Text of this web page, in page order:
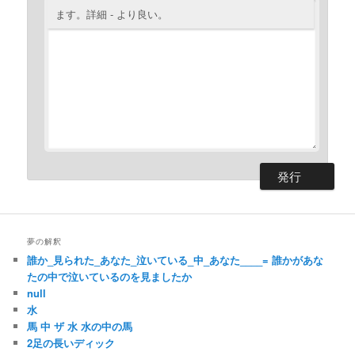
ます。詳細 - より良い。
夢の解釈
誰か_見られた_あなた_泣いている_中_あなた____= 誰かがあな
たの中で泣いているのを見ましたか
null
水
馬 中 ザ 水 水の中の馬
2足の長いディック